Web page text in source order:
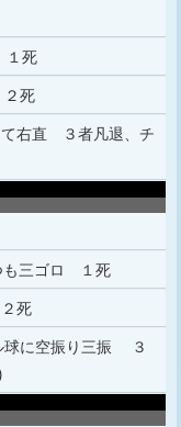
１死
死
て右直 ３者凡退、チ
も三ゴロ １死
死
球に空振り三振 ３